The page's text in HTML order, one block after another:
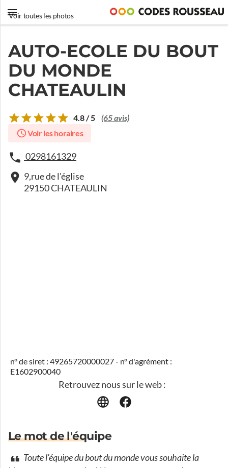
Voir toutes les photos
AUTO-ECOLE DU BOUT
DU MONDE
CHATEAULIN
4.8 / 5 (65 avis)
Voir les horaires
0298161329
9,rue de l'église
29150 CHATEAULIN
n° de siret : 49265720000027 - n° d'agrément :
E1602900040
Retrouvez nous sur le web :
Le mot de l'équipe
Toute l'équipe du bout du monde vous souhaite la